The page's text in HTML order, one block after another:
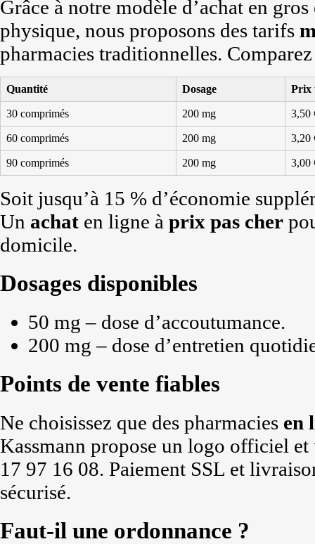
Grâce à notre modèle d’achat en
physique, nous proposons des tarifs
pharmacies traditionnelles.
Quantité Dosage Prix
30 comprimés 200 mg 3,50
60 comprimés 200 mg 3,20
90 comprimés 200 mg 3,00
Soit jusqu’à 15 % d’économie
Un achat en ligne à prix pas cher
domicile.
Dosages disponibles
50 mg – dose d’accoutumance.
200 mg – dose d’entretien
Points de vente fiables
Ne choisissez que des pharmacies en
Kassmann propose un logo officiel
17 97 16 08. Paiement SSL et
sécurisé.
Faut-il une ordonnance ?